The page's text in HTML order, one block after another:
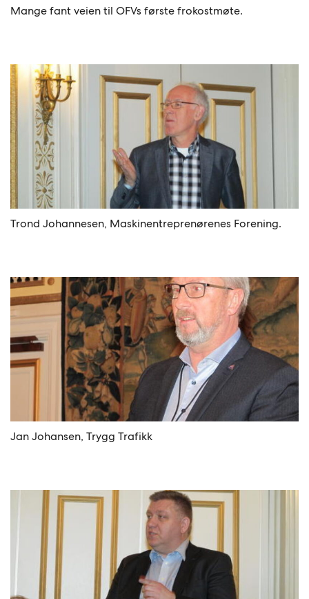
Mange fant veien til OFVs første frokostmøte.
Trond Johannesen, Maskinentreprenørenes Forening.
Jan Johansen, Trygg Trafikk